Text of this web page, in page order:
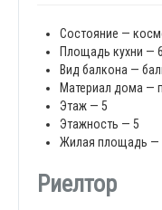
Состояние —
Площадь кухни — 6
Вид балкона —
Материал дома —
Этаж — 5
Этажность — 5
Жилая площадь —
Риелтор